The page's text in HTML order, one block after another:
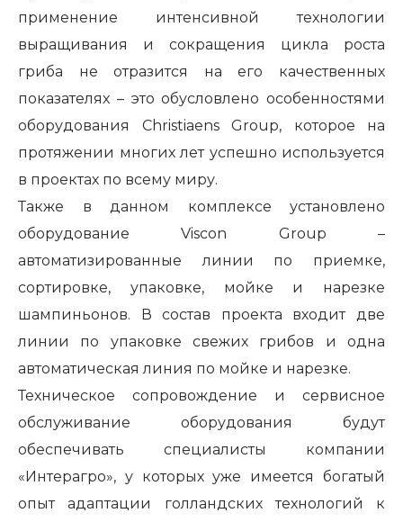
применение интенсивной технологии
выращивания и сокращения цикла роста
гриба не отразится на его качественных
показателях – это обусловлено особенностями
оборудования Christiaens Group, которое на
протяжении многих лет успешно используется
в проектах по всему миру.
Также в данном комплексе установлено
оборудование Viscon Group –
автоматизированные линии по приемке,
сортировке, упаковке, мойке и нарезке
шампиньонов. В состав проекта входит две
линии по упаковке свежих грибов и одна
автоматическая линия по мойке и нарезке.
Техническое сопровождение и сервисное
обслуживание оборудования будут
обеспечивать специалисты компании
«Интерагро», у которых уже имеется богатый
опыт адаптации голландских технологий к